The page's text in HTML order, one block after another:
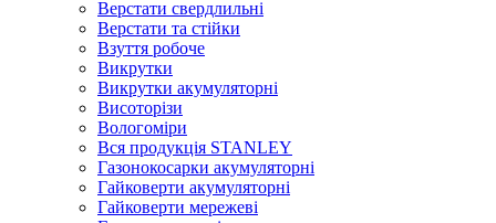
Верстати свердлильні
Верстати та стійки
Взуття робоче
Викрутки
Викрутки акумуляторні
Висоторізи
Вологоміри
Вся продукція STANLEY
Газонокосарки акумуляторні
Гайковерти акумуляторні
Гайковерти мережеві